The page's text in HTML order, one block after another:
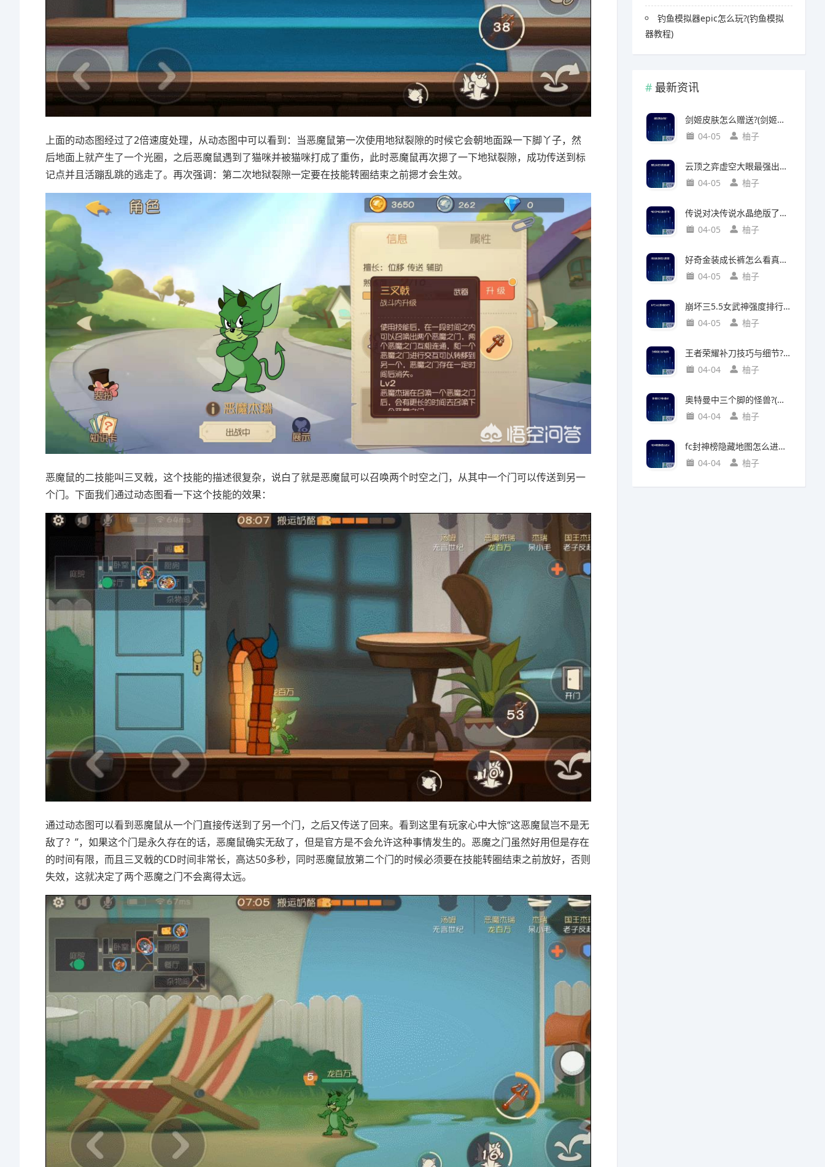
上面的动态图经过了2倍速度处理，从动态图中可以看到：当恶魔鼠第一次使用地狱裂隙的时候它会朝地面跺一下脚丫子，然
后地面上就产生了一个光圈，之后恶魔鼠遇到了猫咪并被猫咪打成了重伤，此时恶魔鼠再次摁了一下地狱裂隙，成功传送到标
记点并且活蹦乱跳的逃走了。再次强调：第二次地狱裂隙一定要在技能转圈结束之前摁才会生效。
恶魔鼠的二技能叫三叉戟，这个技能的描述很复杂，说白了就是恶魔鼠可以召唤两个时空之门，从其中一个门可以传送到另一
个门。下面我们通过动态图看一下这个技能的效果：
通过动态图可以看到恶魔鼠从一个门直接传送到了另一个门，之后又传送了回来。看到这里有玩家心中大惊“这恶魔鼠岂不是无
敌了？”，如果这个门是永久存在的话，恶魔鼠确实无敌了，但是官方是不会允许这种事情发生的。恶魔之门虽然好用但是存在
的时间有限，而且三叉戟的CD时间非常长，高达50多秒，同时恶魔鼠放第二个门的时候必须要在技能转圈结束之前放好，否则
失效，这就决定了两个恶魔之门不会离得太远。
钓鱼模拟器epic怎么玩?(钓鱼模拟
器教程)
最新资讯
剑姬皮肤怎么赠送?(剑姬皮肤怎么赠送给别人)
04-05
柚子
云顶之弈虚空大眼最强出装?(云顶之弈虚空之眼出装)
04-05
柚子
传说对决传说水晶绝版了吗?(传说对决 传说水晶)
04-05
柚子
好奇金装成长裤怎么看真假?(好奇金装成长裤怎么看真假鉴别)
04-05
柚子
崩坏三5.5女武神强度排行?(崩坏三5.2女武神强度)
04-05
柚子
王者荣耀补刀技巧与细节?(王者荣耀补刀技巧视频)
04-04
柚子
奥特曼中三个脚的怪兽?(奥特曼中三个脚的怪兽叫什么)
04-04
柚子
fc封神榜隐藏地图怎么进入?(fc封神榜 隐藏)
04-04
柚子